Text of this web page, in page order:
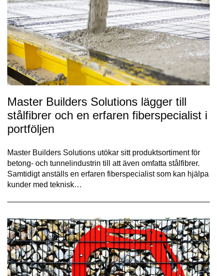
Master Builders Solutions lägger till
stålfibrer och en erfaren fiberspecialist i
portföljen
Master Builders Solutions utökar sitt produktsortiment för
betong- och tunnelindustrin till att även omfatta stålfibrer.
Samtidigt anställs en erfaren fiberspecialist som kan hjälpa
kunder med teknisk…